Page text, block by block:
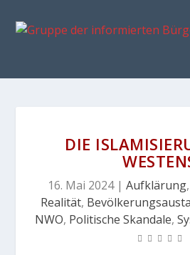
DIE
16. Mai 2024| Aufklärung,
Realität,
NWO, Politische Skandale,